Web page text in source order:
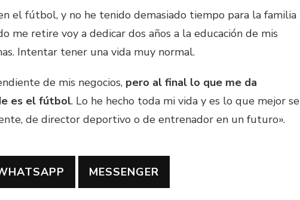
el fútbol, y no he tenido demasiado tiempo para la familia
me retire voy a dedicar dos años a la educación de mis
Intentar tener una vida muy normal.
de mis negocios, pero al final lo que me da
es el fútbol. Lo he hecho toda mi vida y es lo que mejor se
de director deportivo o de entrenador en un futuro».
MESSENGER